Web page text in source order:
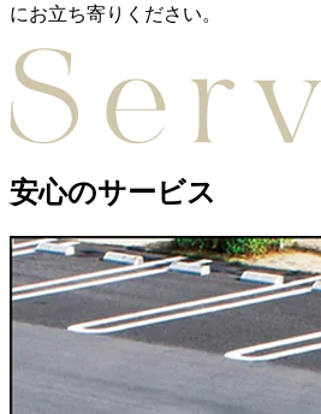
にお立ち寄りください。
安心のサービス